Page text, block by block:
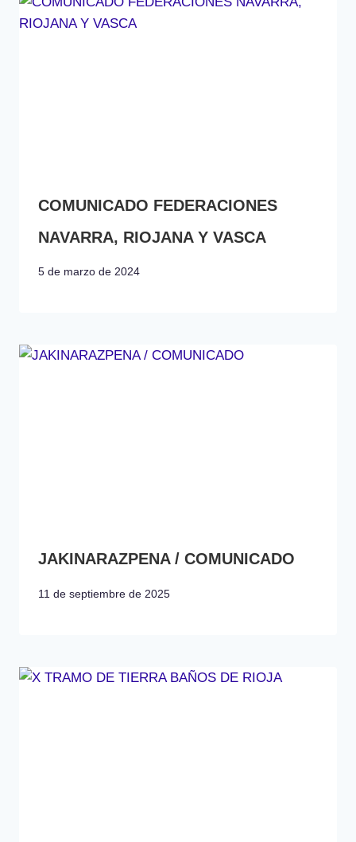
COMUNICADO FEDERACIONES
NAVARRA, RIOJANA Y VASCA
5 de marzo de 2024
JAKINARAZPENA / COMUNICADO
11 de septiembre de 2025